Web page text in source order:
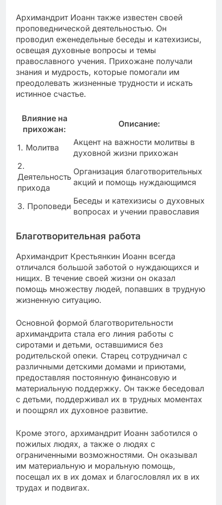
Архимандрит Иоанн также известен своей
проповеднической деятельностью. Он
проводил еженедельные беседы и катехизисы,
освещая духовные вопросы и темы
православного учения. Прихожане получали
знания и мудрость, которые помогали им
преодолевать жизненные трудности и искать
истинное счастье.
Влияние на
прихожан:
Описание:
1. Молитва
Акцент на важности молитвы в
духовной жизни прихожан
2.
Деятельность
прихода
Организация благотворительных
акций и помощь нуждающимся
3. Проповеди
Беседы и катехизисы о духовных
вопросах и учении православия
Благотворительная работа
Архимандрит Крестьянкин Иоанн всегда
отличался большой заботой о нуждающихся и
нищих. В течение своей жизни он оказал
помощь множеству людей, попавших в трудную
жизненную ситуацию.
Основной формой благотворительности
архимандрита стала его линия работы с
сиротами и детьми, оставшимися без
родительской опеки. Старец сотрудничал с
различными детскими домами и приютами,
предоставляя постоянную финансовую и
материальную поддержку. Он также беседовал
с детьми, поддерживал их в трудных моментах
и поощрял их духовное развитие.
Кроме этого, архимандрит Иоанн заботился о
пожилых людях, а также о людях с
ограниченными возможностями. Он оказывал
им материальную и моральную помощь,
посещал их в их домах и благословлял их в их
трудах и подвигах.